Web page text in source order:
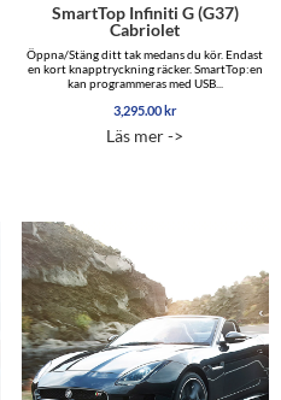
SmartTop Infiniti G (G37)
Cabriolet
Öppna/Stäng ditt tak medans du kör. Endast
en kort knapptryckning räcker. SmartTop:en
kan programmeras med USB...
3,295.00kr
Läs mer ->